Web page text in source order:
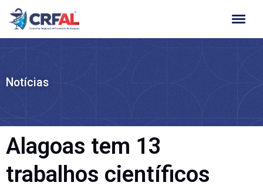
Ir
para
Notícias
Alagoas tem 13
trabalhos científicos